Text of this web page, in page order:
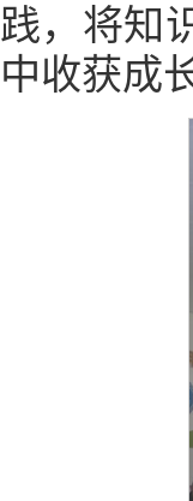
践，将知
中收获成